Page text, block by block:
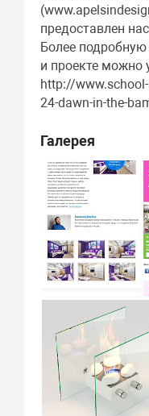
предоставлен
Более
и проекте можно
http://
24-dawn-in-the-
Галерея